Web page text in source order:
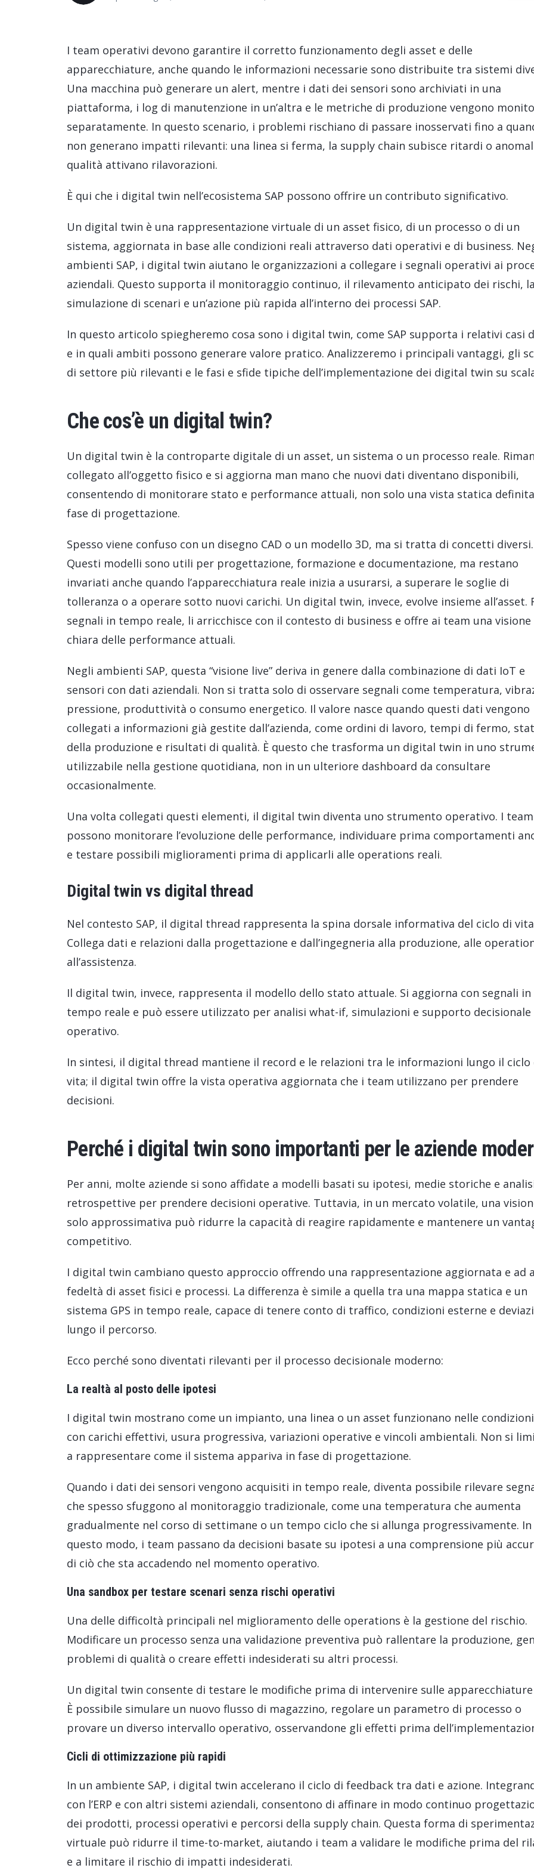
SAP AI Core & AI Launchpad
Dati e analisi
I team operativi devono garantire il corretto funzionamento degli asset e delle
apparecchiature, anche quando le informazioni necessarie sono distribuite tra sistemi
Una macchina può generare un alert, mentre i dati dei sensori sono archiviati in una
piattaforma, i log di manutenzione in un’altra e le metriche di produzione vengono
separatamente. In questo scenario, i problemi rischiano di passare inosservati fino a
non generano impatti rilevanti: una linea si ferma, la supply chain subisce ritardi o
qualità attivano rilavorazioni.
È qui che i digital twin nell’ecosistema SAP possono offrire un contributo significativo.
Un digital twin è una rappresentazione virtuale di un asset fisico, di un processo o di un
sistema, aggiornata in base alle condizioni reali attraverso dati operativi e di business.
ambienti SAP, i digital twin aiutano le organizzazioni a collegare i segnali operativi ai
aziendali. Questo supporta il monitoraggio continuo, il rilevamento anticipato dei rischi, la
simulazione di scenari e un’azione più rapida all’interno dei processi SAP.
In questo articolo spiegheremo cosa sono i digital twin, come SAP supporta i relativi casi
e in quali ambiti possono generare valore pratico. Analizzeremo i principali vantaggi, gli
di settore più rilevanti e le fasi e sfide tipiche dell’implementazione dei digital twin su
Che cos’è un digital twin?
Un digital twin è la controparte digitale di un asset, un sistema o un processo reale.
collegato all’oggetto fisico e si aggiorna man mano che nuovi dati diventano disponibili,
consentendo di monitorare stato e performance attuali, non solo una vista statica
fase di progettazione.
Spesso viene confuso con un disegno CAD o un modello 3D, ma si tratta di concetti diversi.
Questi modelli sono utili per progettazione, formazione e documentazione, ma restano
invariati anche quando l’apparecchiatura reale inizia a usurarsi, a superare le soglie di
tolleranza o a operare sotto nuovi carichi. Un digital twin, invece, evolve insieme all’asset.
segnali in tempo reale, li arricchisce con il contesto di business e offre ai team una visione
chiara delle performance attuali.
Negli ambienti SAP, questa “visione live” deriva in genere dalla combinazione di dati IoT e
sensori con dati aziendali. Non si tratta solo di osservare segnali come temperatura,
pressione, produttività o consumo energetico. Il valore nasce quando questi dati vengono
collegati a informazioni già gestite dall’azienda, come ordini di lavoro, tempi di fermo,
della produzione e risultati di qualità. È questo che trasforma un digital twin in uno
utilizzabile nella gestione quotidiana, non in un ulteriore dashboard da consultare
occasionalmente.
Una volta collegati questi elementi, il digital twin diventa uno strumento operativo. I team
possono monitorare l’evoluzione delle performance, individuare prima comportamenti
e testare possibili miglioramenti prima di applicarli alle operations reali.
Digital twin vs digital thread
Nel contesto SAP, il digital thread rappresenta la spina dorsale informativa del ciclo di
Collega dati e relazioni dalla progettazione e dall’ingegneria alla produzione, alle
all’assistenza.
Il digital twin, invece, rappresenta il modello dello stato attuale. Si aggiorna con segnali in
tempo reale e può essere utilizzato per analisi what-if, simulazioni e supporto decisionale
operativo.
In sintesi, il digital thread mantiene il record e le relazioni tra le informazioni lungo il ciclo
vita; il digital twin offre la vista operativa aggiornata che i team utilizzano per prendere
decisioni.
Perché i digital twin sono importanti per le aziende
Per anni, molte aziende si sono affidate a modelli basati su ipotesi, medie storiche e
retrospettive per prendere decisioni operative. Tuttavia, in un mercato volatile, una
solo approssimativa può ridurre la capacità di reagire rapidamente e mantenere un
competitivo.
I digital twin cambiano questo approccio offrendo una rappresentazione aggiornata e ad
fedeltà di asset fisici e processi. La differenza è simile a quella tra una mappa statica e un
sistema GPS in tempo reale, capace di tenere conto di traffico, condizioni esterne e
lungo il percorso.
Ecco perché sono diventati rilevanti per il processo decisionale moderno:
La realtà al posto delle ipotesi
I digital twin mostrano come un impianto, una linea o un asset funzionano nelle
con carichi effettivi, usura progressiva, variazioni operative e vincoli ambientali. Non si
a rappresentare come il sistema appariva in fase di progettazione.
Quando i dati dei sensori vengono acquisiti in tempo reale, diventa possibile rilevare
che spesso sfuggono al monitoraggio tradizionale, come una temperatura che aumenta
gradualmente nel corso di settimane o un tempo ciclo che si allunga progressivamente. In
questo modo, i team passano da decisioni basate su ipotesi a una comprensione più
di ciò che sta accadendo nel momento operativo.
Una sandbox per testare scenari senza rischi operativi
Una delle difficoltà principali nel miglioramento delle operations è la gestione del rischio.
Modificare un processo senza una validazione preventiva può rallentare la produzione,
problemi di qualità o creare effetti indesiderati su altri processi.
Un digital twin consente di testare le modifiche prima di intervenire sulle
È possibile simulare un nuovo flusso di magazzino, regolare un parametro di processo o
provare un diverso intervallo operativo, osservandone gli effetti prima
Cicli di ottimizzazione più rapidi
In un ambiente SAP, i digital twin accelerano il ciclo di feedback tra dati e azione.
con l’ERP e con altri sistemi aziendali, consentono di affinare in modo continuo
dei prodotti, processi operativi e percorsi della supply chain. Questa forma di
virtuale può ridurre il time-to-market, aiutando i team a validare le modifiche prima del
e a limitare il rischio di impatti indesiderati.